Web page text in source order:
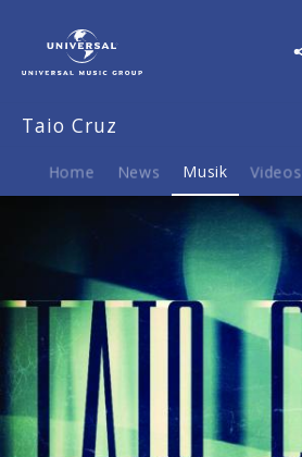
Musik
FastTaio Cruz
Home News Musik Videos